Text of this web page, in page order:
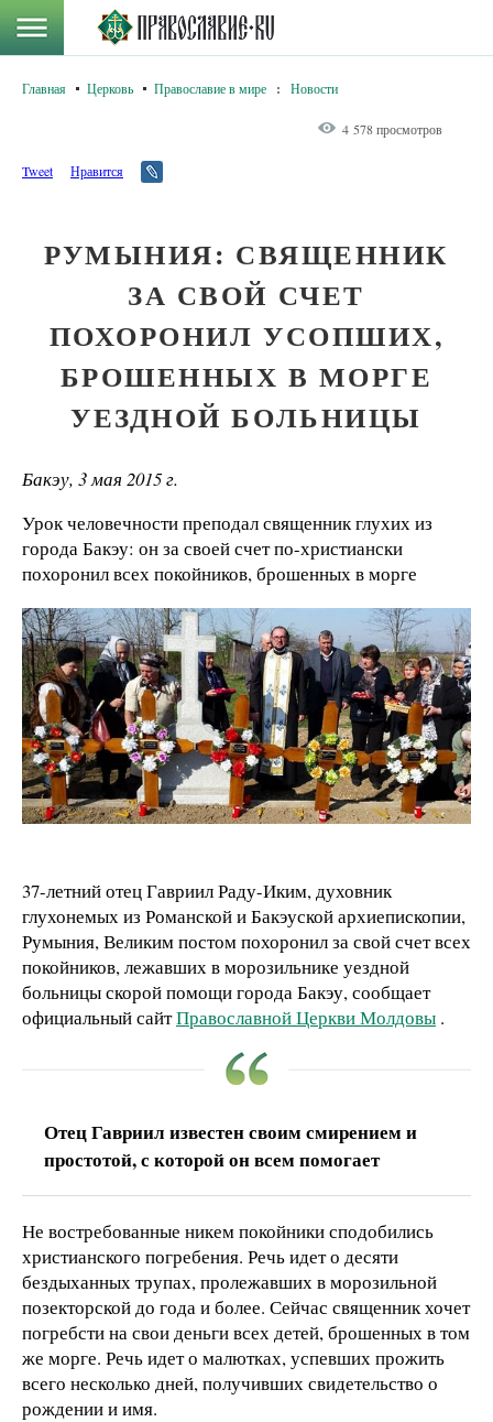
Главная Церковь Православие в мире : Новости
4 578 просмотров
Tweet Нравится
РУМЫНИЯ: СВЯЩЕННИК
ЗА СВОЙ СЧЕТ
ПОХОРОНИЛ УСОПШИХ,
БРОШЕННЫХ В МОРГЕ
УЕЗДНОЙ БОЛЬНИЦЫ
Бакэу, 3 мая 2015 г.
Урок человечности преподал священник глухих из
города Бакэу: он за своей счет по-христиански
похоронил всех покойников, брошенных в морге
37-летний отец Гавриил Раду-Иким, духовник
глухонемых из Романской и Бакэуской архиепископии,
Румыния, Великим постом похоронил за свой счет всех
покойников, лежавших в морозильнике уездной
больницы скорой помощи города Бакэу, сообщает
официальный сайтПравославной Церкви Молдовы .
Отец Гавриил известен своим смирением и
простотой, с которой он всем помогает
Не востребованные никем покойники сподобились
христианского погребения. Речь идет о десяти
бездыханных трупах, пролежавших в морозильной
позекторской до года и более. Сейчас священник хочет
погребсти на свои деньги всех детей, брошенных в том
же морге. Речь идет о малютках, успевших прожить
всего несколько дней, получивших свидетельство о
рождении и имя.